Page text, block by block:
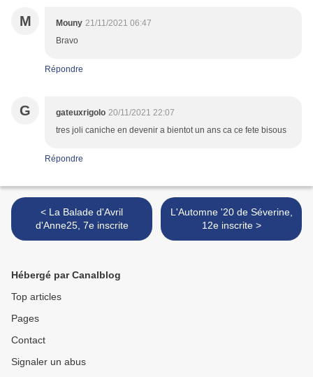
M Mouny 21/11/2021 06:47
Bravo
Répondre
G gateuxrigolo 20/11/2021 22:07
tres joli caniche en devenir a bientot un ans ca ce fete bisous
Répondre
< La Balade d'Avril
d'Anne25, 7e inscrite
L'Automne '20 de Séverine,
12e inscrite >
Hébergé par Canalblog
Top articles
Pages
Contact
Signaler un abus